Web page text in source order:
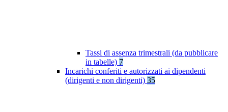
Tassi di assenza trimestrali (da pubblicare
in tabelle) 7
Incarichi conferiti e autorizzati ai dipendenti
(dirigenti e non dirigenti) 35